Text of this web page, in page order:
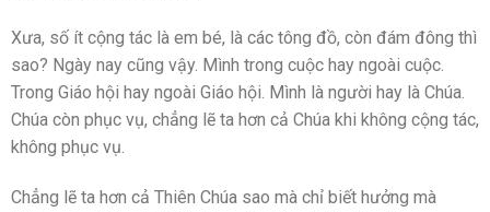
Xưa, số ít cộng tác là em bé, là các tông đồ, còn đám đông thì
sao? Ngày nay cũng vậy. Mình trong cuộc hay ngoài cuộc.
Trong Giáo hội hay ngoài Giáo hội. Mình là người hay là Chúa.
Chúa còn phục vụ, chẳng lẽ ta hơn cả Chúa khi không cộng tác,
không phục vụ.
Chẳng lẽ ta hơn cả Thiên Chúa sao mà chỉ biết hưởng mà